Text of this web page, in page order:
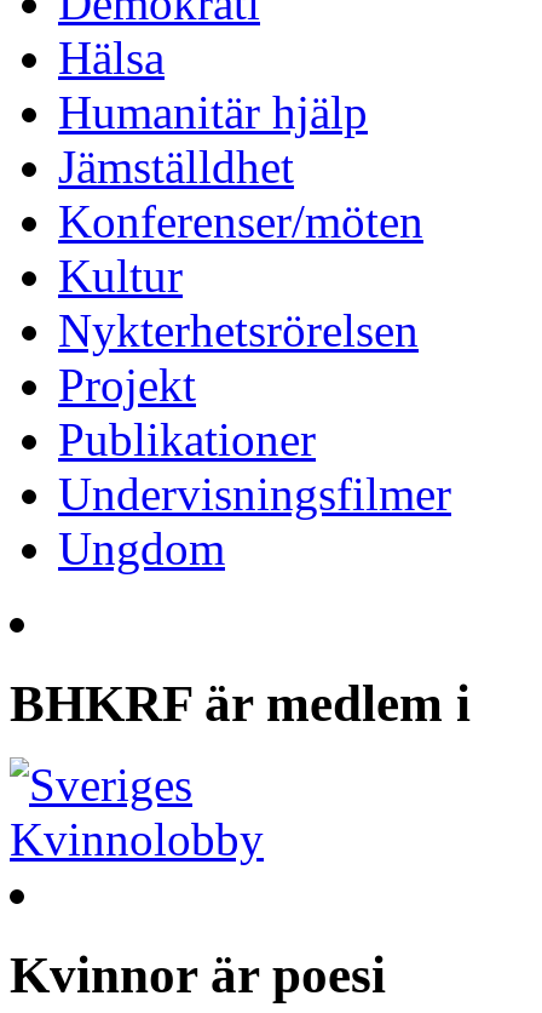
Hälsa
Humanitär hjälp
Jämställdhet
Konferenser/möten
Kultur
Nykterhetsrörelsen
Projekt
Publikationer
Undervisningsfilmer
Ungdom
BHKRF är medlem i
Kvinnor är poesi